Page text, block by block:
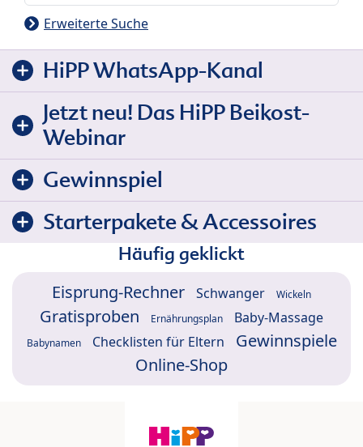
Erweiterte Suche
HiPP WhatsApp-Kanal
Jetzt neu! Das HiPP Beikost-
Webinar
Gewinnspiel
Starterpakete & Accessoires
Häufig geklickt
Eisprung-Rechner Schwanger Wickeln
Gratisproben Ernährungsplan Baby-Massage
Babynamen Checklisten für Eltern
Gewinnspiele
Online-Shop